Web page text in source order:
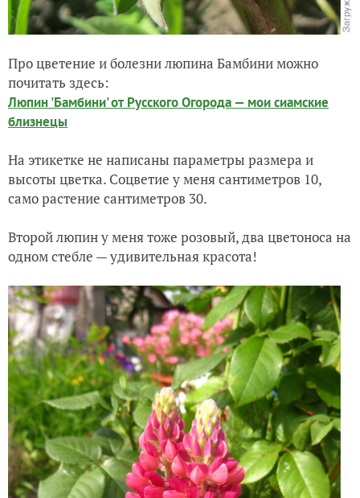
Про цветение и болезни люпина Бамбини можно
почитать здесь:
Люпин 'Бамбини' от Русского Огорода — мои сиамские
близнецы
На этикетке не написаны параметры размера и
высоты цветка. Соцветие у меня сантиметров 10,
само растение сантиметров 30.
Второй люпин у меня тоже розовый, два цветоноса на
одном стебле — удивительная красота!